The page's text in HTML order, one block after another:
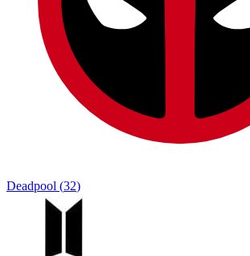
Deadpool (32)